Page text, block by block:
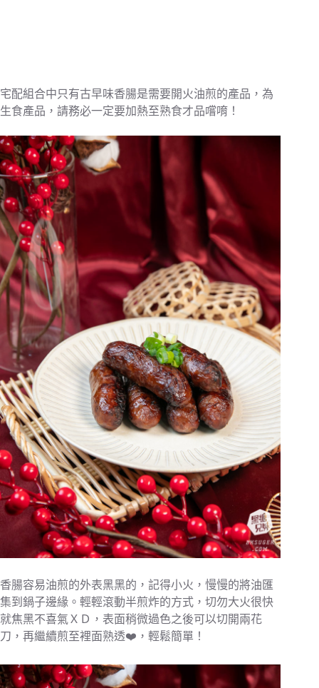
宅配組合中只有古早味香腸是需要開火油煎的產品，為
生食產品，請務必一定要加熱至熟食才品嚐唷！
香腸容易油煎的外表黑黑的，記得小火，慢慢的將油匯
集到鍋子邊緣。輕輕滾動半煎炸的方式，切勿大火很快
就焦黑不喜氣ＸＤ，表面稍微過色之後可以切開兩花
刀，再繼續煎至裡面熟透❤️，輕鬆簡單！